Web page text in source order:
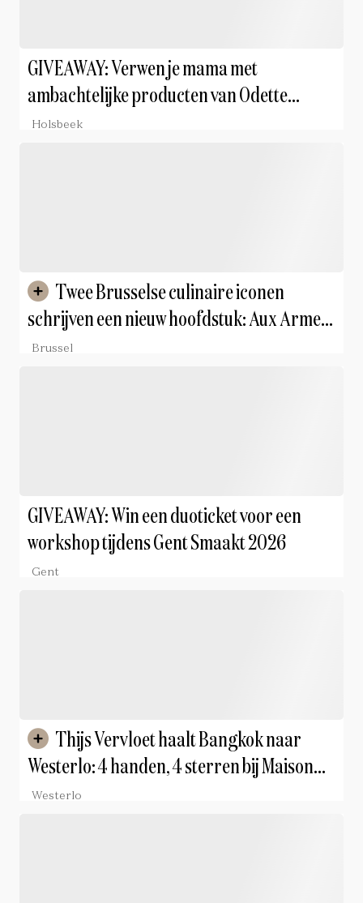
GIVEAWAY: Verwen je mama met
ambachtelijke producten van Odette
Noisette
Holsbeek
schrijven een nieuw hoofdstuk: Aux Armes
de Bruxelles wordt gered door zijn chef,
Brussel
GIVEAWAY: Win een duoticket voor een
workshop tijdens Gent Smaakt 2026
Gent
Westerlo: 4 handen, 4 sterren bij Maison
Colette
Westerlo